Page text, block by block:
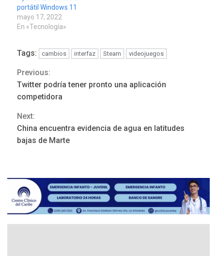
portátil Windows 11
mayo 17, 2022
En «Tecnología»
Tags: cambios interfaz Steam videojuegos
Continue
Reading
Previous:
Twitter podría tener pronto una aplicación
competidora
Next:
China encuentra evidencia de agua en latitudes
bajas de Marte
POLÍTICA
TITULARES
INTERNACIONALES ÚLTIMA HORA
Hiroshima 81 años de la
debacle atómica. Japón